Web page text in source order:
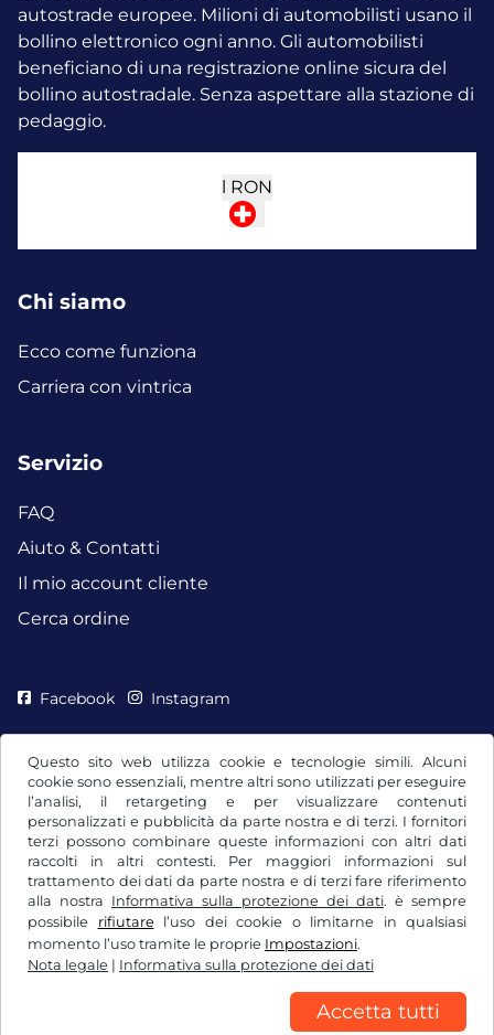
Questo sito web utilizza cookie e tecnologie simili. Alcuni
cookie sono essenziali, mentre altri sono utilizzati per eseguire
l’analisi, il retargeting e per visualizzare contenuti
personalizzati e pubblicità da parte nostra e di terzi. I fornitori
terzi possono combinare queste informazioni con altri dati
raccolti in altri contesti. Per maggiori informazioni sul
trattamento dei dati da parte nostra e di terzi fare riferimento
alla nostra Informativa sulla protezione dei dati. è sempre
possibile rifiutarel’uso dei cookie o limitarne in qualsiasi
momento l’uso tramite le proprie Impostazioni.
Nota legale | Informativa sulla protezione dei dati
Accetta tutti
autostrade europee. Milioni di automobilisti usano il
bollino elettronico ogni anno. Gli automobilisti
beneficiano di una registrazione online sicura del
bollino autostradale. Senza aspettare alla stazione di
pedaggio.
l RON
Chi siamo
Ecco come funziona
Carriera con vintrica
Servizio
FAQ
Aiuto & Contatti
Il mio account cliente
Cerca ordine
Facebook Instagram
CGC / Diritto di recesso
Informativa sulla protezione dei dati
Nota legale